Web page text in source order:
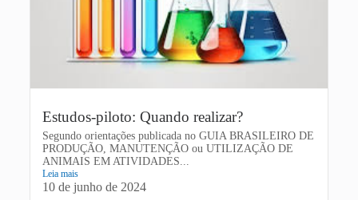
Estudos-piloto: Quando realizar?
Segundo orientações publicada no GUIA BRASILEIRO DE
PRODUÇÃO, MANUTENÇÃO ou UTILIZAÇÃO DE
ANIMAIS EM ATIVIDADES...
Leia mais
10 de junho de 2024